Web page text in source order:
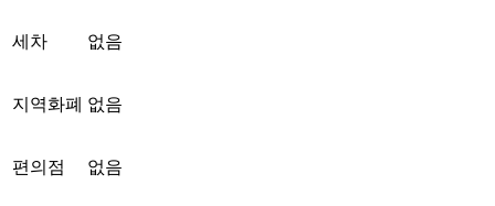
세차 없음
지역화폐 없음
편의점 없음